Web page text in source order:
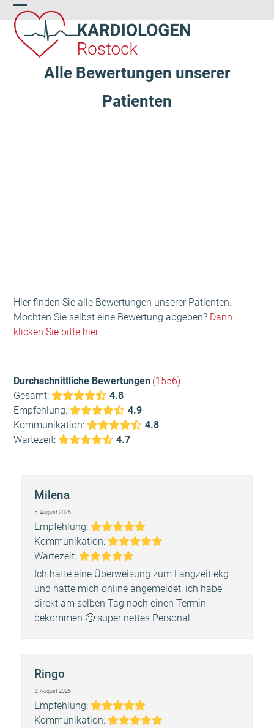
Skip
to
content
Open
mobile
menu
Close
mobile
menu
Alle Bewertungen unserer
Patienten
Hier finden Sie alle Bewertungen unserer Patienten.
Möchten Sie selbst eine Bewertung abgeben? Dann
klicken Sie bitte hier.
Durchschnittliche Bewertungen (1556)
Gesamt:Bewertung:
4.8
4.8
Empfehlung:Bewertung:
4.9
4.9
Kommunikation:Bewertung:
4.8
4.8
Wartezeit:Bewertung:
4.7
Milena
5. August 2026
Empfehlung: Bewertung:
5
Kommunikation: Bewertung:
5
Wartezeit: Bewertung:
5
Ich hatte eine Überweisung zum Langzeit ekg
und hatte mich online angemeldet, ich habe
direkt am selben Tag noch einen Termin
bekommen 🙂 super nettes Personal
Ringo
3. August 2026
Empfehlung: Bewertung:
5
Kommunikation: Bewertung: